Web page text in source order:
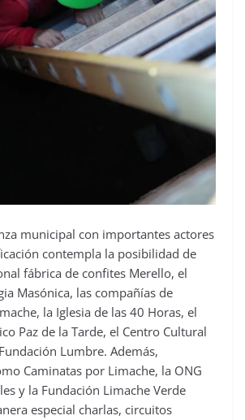
municipal con importantes actores
contempla la posibilidad de
fábrica de confites Merello, el
Masónica, las compañías de
la Iglesia de las 40 Horas, el
Paz de la Tarde, el Centro Cultural
Lumbre. Además,
Caminatas por Limache, la ONG
y la Fundación Limache Verde
especial charlas, circuitos